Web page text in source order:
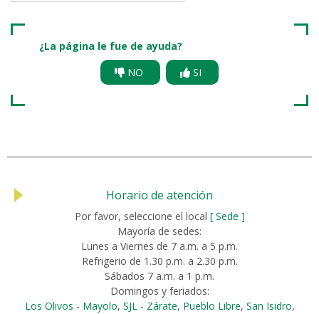
¿La página le fue de ayuda?
NO
SI
Horario de atención
Por favor, seleccione el local [ Sede ]
Mayoría de sedes:
Lunes a Viernes de 7 a.m. a 5 p.m.
Refrigerio de 1.30 p.m. a 2.30 p.m.
Sábados 7 a.m. a 1 p.m.
Domingos y feriados:
Los Olivos - Mayolo, SJL - Zárate, Pueblo Libre, San Isidro,